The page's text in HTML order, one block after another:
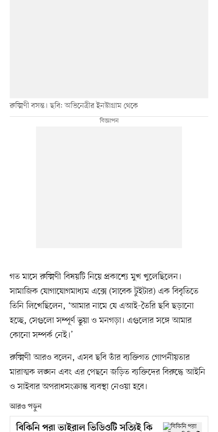
রুক্মিণী বসন্ত। ছবি: অভিনেত্রীর ইনস্টাগ্রাম থেকে
গত মাসে রুক্মিণী বিষয়টি নিয়ে প্রকাশ্যে মুখ খুলেছিলেন।
সামাজিক যোগাযোগমাধ্যম এক্সে (সাবেক টুইটার) এক বিবৃতিতে
তিনি লিখেছিলেন, ‘আমার নামে যে এআই-তৈরি ছবি ছড়ানো
হচ্ছে, সেগুলো সম্পূর্ণ ভুয়া ও মনগড়া। এগুলোর সঙ্গে আমার
কোনো সম্পর্ক নেই।’
রুক্মিণী আরও বলেন, এসব ছবি তাঁর ব্যক্তিগত গোপনীয়তার
মারাত্মক লঙ্ঘন এবং এর পেছনে জড়িত ব্যক্তিদের বিরুদ্ধে আইনি
ও সাইবার অপরাধসংক্রান্ত ব্যবস্থা নেওয়া হবে।
আরও পড়ুন
বিকিনি পরা ভাইরাল ভিডিওটি সত্যিই কি